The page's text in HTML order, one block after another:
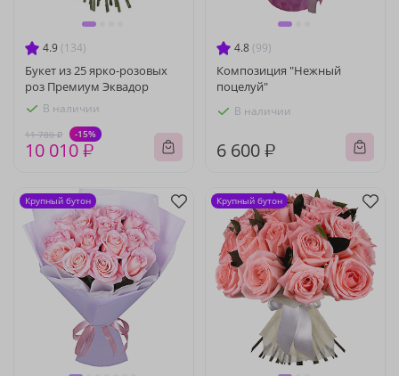
4.9 (134)
Букет из 25 ярко-розовых
роз Премиум Эквадор
В наличии
11 780 ₽ -15%
10 010 ₽
4.8 (99)
Композиция "Нежный
поцелуй"
В наличии
6 600 ₽
Крупный бутон Крупный бутон